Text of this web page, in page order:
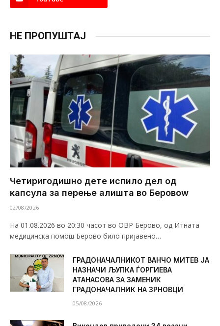
НЕ ПРОПУШТАЈ
Четиригодишно дете испило дел од
капсула за перење алишта во Беровоw
02/08/2026
На 01.08.2026 во 20:30 часот во ОВР Берово, од Итната
медицинска помош Берово било пријавено…
ГРАДОНАЧАЛНИКОТ ВАНЧО МИТЕВ ЈА
НАЗНАЧИ ЉУПКА ЃОРГИЕВА
АТАНАСОВА ЗА ЗАМЕНИК
ГРАДОНАЧАЛНИК НА ЗРНОВЦИ
05/08/2026